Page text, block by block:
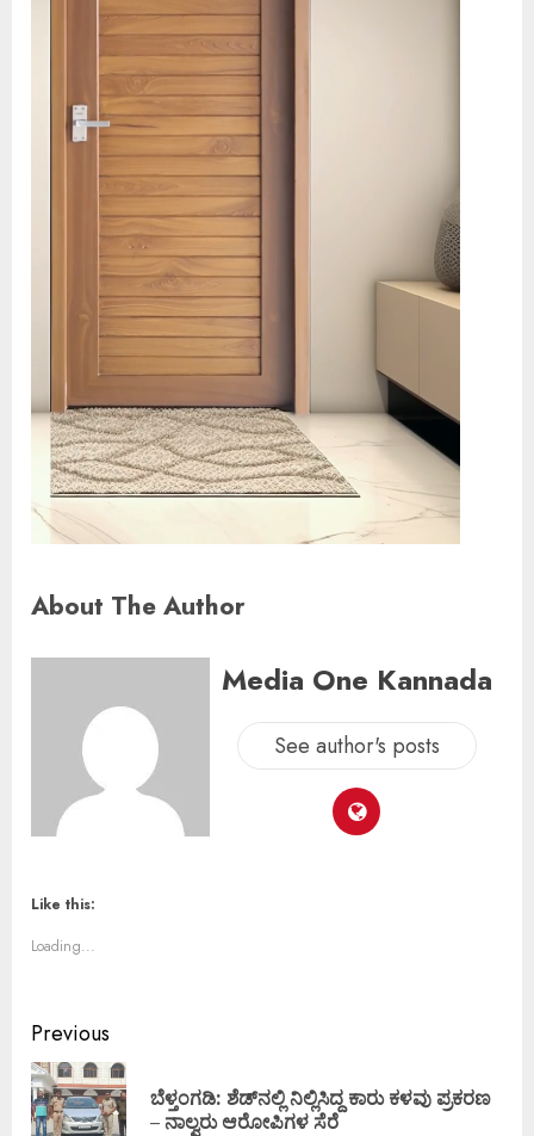
About The Author
Media One Kannada
See author's posts
Like this:
Loading...
Previous
ಬೆಳ್ತಂಗಡಿ: ಶೆಡ್‌ನಲ್ಲಿ ನಿಲ್ಲಿಸಿದ್ದ ಕಾರು ಕಳವು ಪ್ರಕರಣ
– ನಾಲ್ವರು ಆರೋಪಿಗಳ ಸೆರೆ